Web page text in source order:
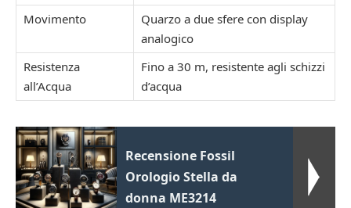
Movimento
Quarzo a due sfere con display
analogico
Resistenza
all’Acqua
Fino a 30 m, resistente agli schizzi
d’acqua
Recensione Fossil
Orologio Stella da
donna ME3214